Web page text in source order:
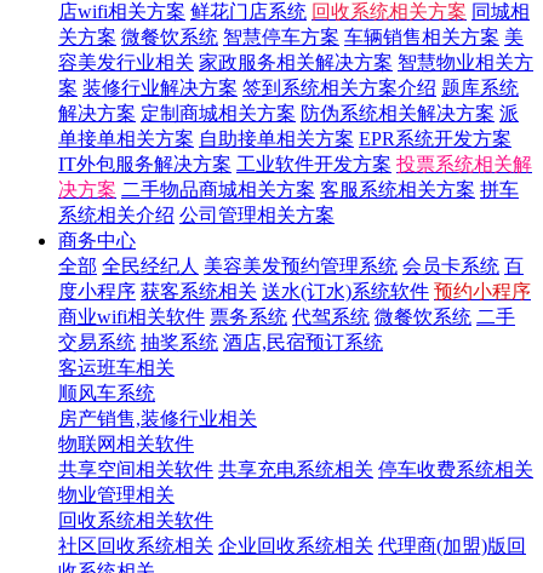
店wifi相关方案 鲜花门店系统 回收系统相关方案 同城相
关方案 微餐饮系统 智慧停车方案 车辆销售相关方案 美
容美发行业相关 家政服务相关解决方案 智慧物业相关方
案 装修行业解决方案 签到系统相关方案介绍 题库系统
解决方案 定制商城相关方案 防伪系统相关解决方案 派
单接单相关方案 自助接单相关方案 EPR系统开发方案
IT外包服务解决方案 工业软件开发方案 投票系统相关解
决方案 二手物品商城相关方案 客服系统相关方案 拼车
系统相关介绍 公司管理相关方案
商务中心
全部 全民经纪人 美容美发预约管理系统 会员卡系统 百
度小程序 获客系统相关 送水(订水)系统软件 预约小程序
商业wifi相关软件 票务系统 代驾系统 微餐饮系统 二手
交易系统 抽奖系统 酒店,民宿预订系统
客运班车相关
顺风车系统
房产销售,装修行业相关
物联网相关软件
共享空间相关软件 共享充电系统相关 停车收费系统相关
物业管理相关
回收系统相关软件
社区回收系统相关 企业回收系统相关 代理商(加盟)版回